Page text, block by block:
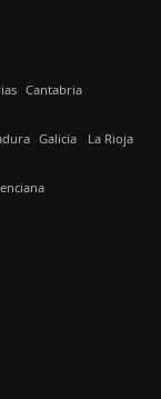
Cantabria
Galicia La Rioja